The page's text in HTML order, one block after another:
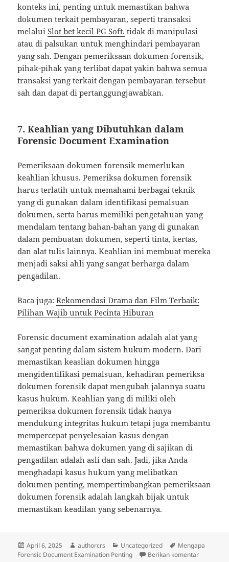
konteks ini, penting untuk memastikan bahwa
dokumen terkait pembayaran, seperti transaksi
melaluiSlot bet kecil PG Soft. tidak di manipulasi
atau di palsukan untuk menghindari pembayaran
yang sah. Dengan pemeriksaan dokumen forensik,
pihak-pihak yang terlibat dapat yakin bahwa semua
transaksi yang terkait dengan pembayaran tersebut
sah dan dapat di pertanggungjawabkan.
7. Keahlian yang Dibutuhkan dalam
Forensic Document Examination
Pemeriksaan dokumen forensik memerlukan
keahlian khusus. Pemeriksa dokumen forensik
harus terlatih untuk memahami berbagai teknik
yang di gunakan dalam identifikasi pemalsuan
dokumen, serta harus memiliki pengetahuan yang
mendalam tentang bahan-bahan yang di gunakan
dalam pembuatan dokumen, seperti tinta, kertas,
dan alat tulis lainnya. Keahlian ini membuat mereka
menjadi saksi ahli yang sangat berharga dalam
pengadilan.
Baca juga:Rekomendasi Drama dan Film Terbaik:
Pilihan Wajib untuk Pecinta Hiburan
Forensic document examination adalah alat yang
sangat penting dalam sistem hukum modern. Dari
memastikan keaslian dokumen hingga
mengidentifikasi pemalsuan, kehadiran pemeriksa
dokumen forensik dapat mengubah jalannya suatu
kasus hukum. Keahlian yang di miliki oleh
pemeriksa dokumen forensik tidak hanya
mendukung integritas hukum tetapi juga membantu
mempercepat penyelesaian kasus dengan
memastikan bahwa dokumen yang di sajikan di
pengadilan adalah asli dan sah. Jadi, jika Anda
menghadapi kasus hukum yang melibatkan
dokumen penting, mempertimbangkan pemeriksaan
dokumen forensik adalah langkah bijak untuk
memastikan keadilan yang sebenarnya.
Diposkan
pada
April 6, 2025 Penulis
authorcrs Kategori
Uncategorized Tag
Mengapa
Forensic Document Examination Penting
Berikan komentaruntuk